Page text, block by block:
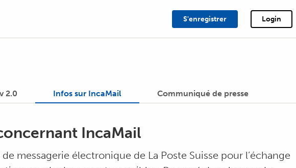
S'enregistrer Login
2.0 Infos sur IncaMail Communiqué de presse
IncaMail
messagerie électronique de La Poste Suisse pour l’échange